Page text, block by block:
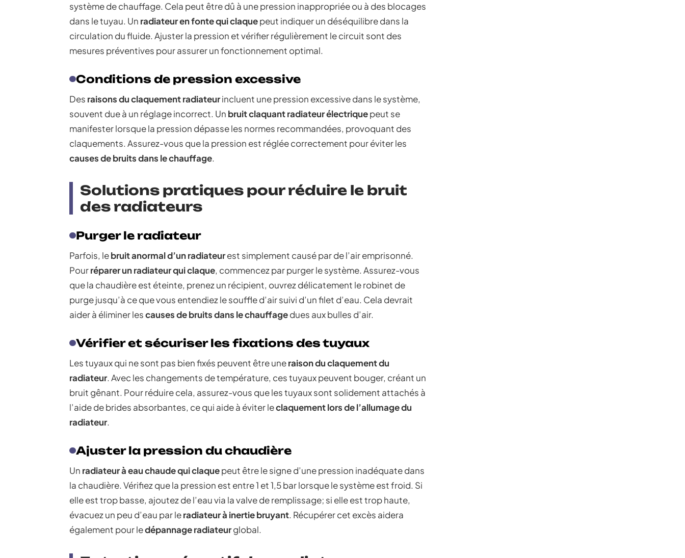
système de chauffage. Cela peut être dû à une pression inappropriée ou à des blocages
dans le tuyau. Un radiateur en fonte qui claquepeut indiquer un déséquilibre dans la
circulation du fluide. Ajuster la pression et vérifier régulièrement le circuit sont des
mesures préventives pour assurer un fonctionnement optimal.
Conditions de pression excessive
Des raisons du claquement radiateurincluent une pression excessive dans le système,
souvent due à un réglage incorrect. Un bruit claquant radiateur électriquepeut se
manifester lorsque la pression dépasse les normes recommandées, provoquant des
claquements. Assurez-vous que la pression est réglée correctement pour éviter les
causes de bruits dans le chauffage.
Solutions pratiques pour réduire le bruit
des radiateurs
Purger le radiateur
Parfois, lebruit anormal d’un radiateurest simplement causé par de l’air emprisonné.
Pourréparer un radiateur qui claque, commencez par purger le système. Assurez-vous
que la chaudière est éteinte, prenez un récipient, ouvrez délicatement le robinet de
purge jusqu’à ce que vous entendiez le souffle d’air suivi d’un filet d’eau. Cela devrait
aider à éliminer lescauses de bruits dans le chauffagedues aux bulles d’air.
Vérifier et sécuriser les fixations des tuyaux
Les tuyaux qui ne sont pas bien fixés peuvent être uneraison du claquement du
radiateur. Avec les changements de température, ces tuyaux peuvent bouger, créant un
bruit gênant. Pour réduire cela, assurez-vous que les tuyaux sont solidement attachés à
l’aide de brides absorbantes, ce qui aide à éviter leclaquement lors de l’allumage du
radiateur.
Ajuster la pression du chaudière
Un radiateur à eau chaude qui claquepeut être le signe d’une pression inadéquate dans
la chaudière. Vérifiez que la pression est entre 1 et 1,5 bar lorsque le système est froid. Si
elle est trop basse, ajoutez de l’eau via la valve de remplissage; si elle est trop haute,
évacuez un peu d’eau par leradiateur à inertie bruyant. Récupérer cet excès aidera
également pour ledépannage radiateurglobal.